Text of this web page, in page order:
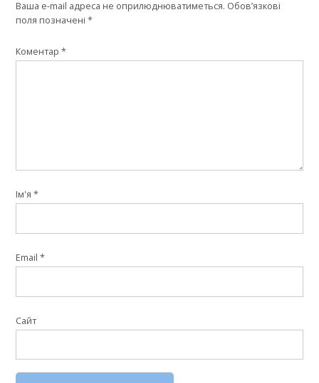
Ваша e-mail адреса не оприлюднюватиметься. Обов’язкові
поля позначені*
Коментар*
Ім'я*
Email*
Сайт